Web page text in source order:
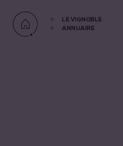
LE VIGNOBLE
ANNUAIRE